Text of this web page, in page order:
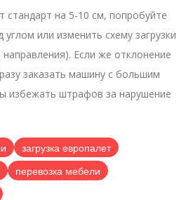
стандарт на 5-10 см, попробуйте
или изменить схему загрузки
Если же отклонение
заказать машину с большим
избежать штрафов за нарушение
загрузка европалет
перевозка мебели